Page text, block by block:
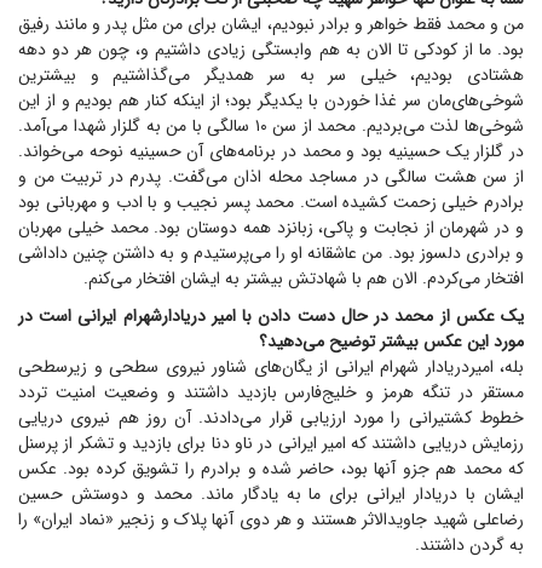
من و محمد فقط خواهر و برادر نبودیم، ایشان برای من مثل پدر و مانند رفیق
بود. ما از کودکی تا الان به هم وابستگی زیادی داشتیم و، چون هر دو دهه
هشتادی بودیم، خیلی سر به سر همدیگر می‌گذاشتیم و بیشترین
شوخی‌های‌مان سر غذا خوردن با یکدیگر بود؛ از اینکه کنار هم بودیم و از این
شوخی‌ها لذت می‌بردیم. محمد از سن ۱۰ سالگی با من به گلزار شهدا می‌آمد.
در گلزار یک حسینیه بود و محمد در برنامه‌های آن حسینیه نوحه می‌خواند.
از سن هشت سالگی در مساجد محله اذان می‌گفت. پدرم در تربیت من و
برادرم خیلی زحمت کشیده است. محمد پسر نجیب و با ادب و مهربانی بود
و در شهرمان از نجابت و پاکی، زبانزد همه دوستان بود. محمد خیلی مهربان
و برادری دلسوز بود. من عاشقانه او را می‌پرستیدم و به داشتن چنین داداشی
افتخار می‌کردم. الان هم با شهادتش بیشتر به ایشان افتخار می‌کنم.
یک عکس از محمد در حال دست دادن با امیر دریادارشهرام ایرانی است در
مورد این عکس بیشتر توضیح می‌دهید؟
بله، امیردریادار شهرام ایرانی از یگان‌های شناور نیروی سطحی و زیرسطحی
مستقر در تنگه هرمز و خلیج‌فارس بازدید داشتند و وضعیت امنیت تردد
خطوط کشتیرانی را مورد ارزیابی قرار می‌دادند. آن روز هم نیروی دریایی
رزمایش دریایی داشتند که امیر ایرانی در ناو دنا برای بازدید و تشکر از پرسنل
که محمد هم جزو آنها بود، حاضر شده و برادرم را تشویق کرده بود. عکس
ایشان با دریادار ایرانی برای ما به یادگار ماند. محمد و دوستش حسین
رضاعلی شهید جاوید‌الاثر هستند و هر دوی آنها پلاک و زنجیر «نماد ایران» را
به گردن داشتند.